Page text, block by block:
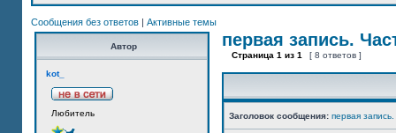
Сообщения без ответов | Активные темы
Автор
kot_
Любитель
первая запись.
Страница 1 из 1 [ 8 ответов ]
Заголовок сообщения: первая